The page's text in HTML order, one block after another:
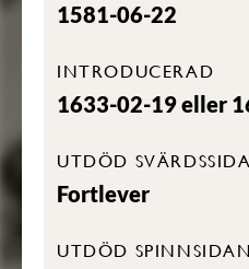
1581-06-22
INTRODUCERAD
1633-02-19 eller
UTDÖD
Fortlever
UTDÖD SPINNSIDAN